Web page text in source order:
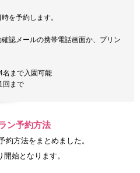
を予約します。
認メールの携帯電話画面か、プリン
まで入園可能
回まで
ン予約方法
約方法をまとめました。
始となります。